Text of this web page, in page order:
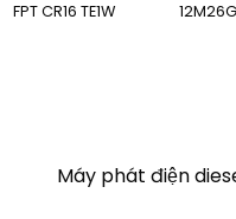
FPT CR16 TE1W
Máy phát điện